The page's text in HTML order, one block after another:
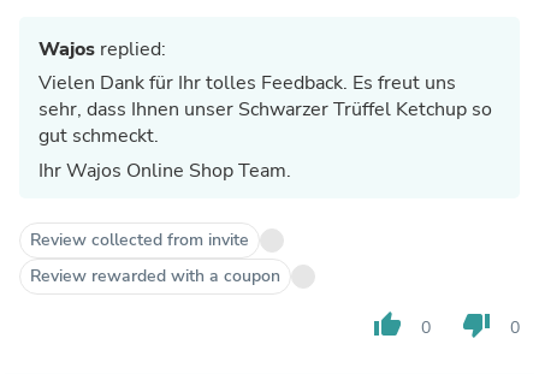
Wajos replied:
Vielen Dank für Ihr tolles Feedback. Es freut uns
sehr, dass Ihnen unser Schwarzer Trüffel Ketchup so
gut schmeckt.
Ihr Wajos Online Shop Team.
Review collected from invite
Review rewarded with a coupon
thumb_up 0 thumb_down 0